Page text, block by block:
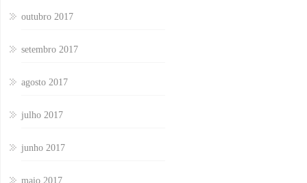
outubro 2017
setembro 2017
agosto 2017
julho 2017
junho 2017
maio 2017